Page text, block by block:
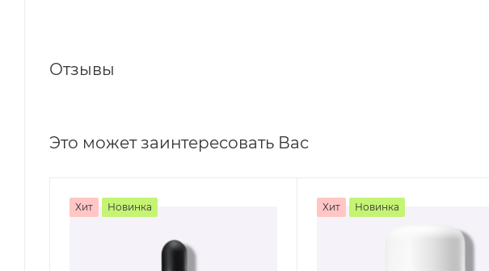
Отзывы
Это может заинтересовать Вас
Хит Новинка Хит Новинка